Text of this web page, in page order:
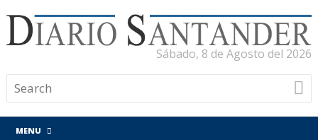
Sábado, 8 de Agosto del 2026
MENU